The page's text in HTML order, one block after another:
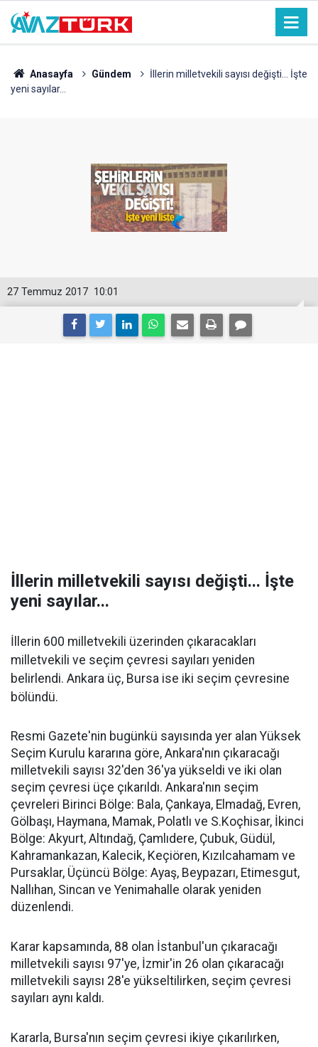
Anasayfa Gündem
İllerin milletvekili sayısı değişti... İşte
yeni sayılar...
10:01
27 Temmuz 2017
İllerin milletvekili sayısı değişti... İşte
yeni sayılar...
İllerin 600 milletvekili üzerinden çıkaracakları
milletvekili ve seçim çevresi sayıları yeniden
belirlendi. Ankara üç, Bursa ise iki seçim çevresine
bölündü.
Resmi Gazete'nin bugünkü sayısında yer alan Yüksek
Seçim Kurulu kararına göre, Ankara'nın çıkaracağı
milletvekili sayısı 32'den 36'ya yükseldi ve iki olan
seçim çevresi üçe çıkarıldı. Ankara'nın seçim
çevreleri Birinci Bölge: Bala, Çankaya, Elmadağ, Evren,
Gölbaşı, Haymana, Mamak, Polatlı ve S.Koçhisar, İkinci
Bölge: Akyurt, Altındağ, Çamlıdere, Çubuk, Güdül,
Kahramankazan, Kalecik, Keçiören, Kızılcahamam ve
Pursaklar, Üçüncü Bölge: Ayaş, Beypazarı, Etimesgut,
Nallıhan, Sincan ve Yenimahalle olarak yeniden
düzenlendi.
Karar kapsamında, 88 olan İstanbul'un çıkaracağı
milletvekili sayısı 97'ye, İzmir'in 26 olan çıkaracağı
milletvekili sayısı 28'e yükseltilirken, seçim çevresi
sayıları aynı kaldı.
Kararla, Bursa'nın seçim çevresi ikiye çıkarılırken,